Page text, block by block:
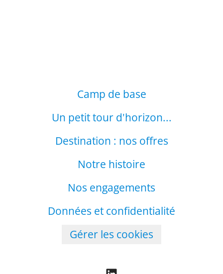
Camp de base
Un petit tour d'horizon...
Destination : nos offres
Notre histoire
Nos engagements
Données et confidentialité
Gérer les cookies